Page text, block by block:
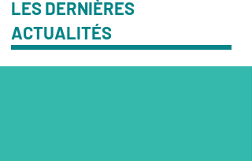
LES DERNIÈRES
ACTUALITÉS